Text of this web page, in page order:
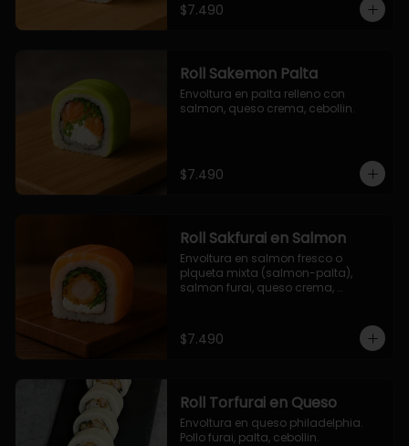
$7.490
Roll Sakemon Palta
Envoltura en palta relleno con
salmon, queso crema, cebollin.
$7.490
Roll Sakfurai en Salmon
Envoltura en salmon fresco o
plqueta mixta (salmon-palta),
salmon furai, queso crema,
$7.490
Roll Torfurai en Queso
Envoltura en queso philadelphia.
Pollo furai, palta, cebollin.